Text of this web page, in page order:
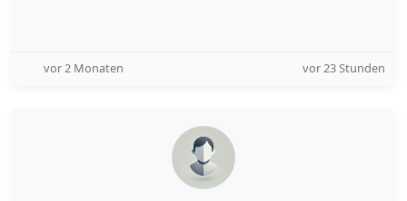
vor 2 Monaten vor 23 Stunden